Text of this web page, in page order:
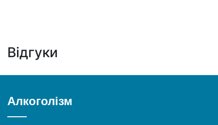
Відгуки
Алкоголізм